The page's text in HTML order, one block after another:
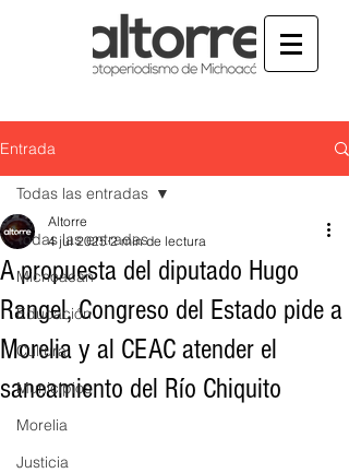
Entrada
Todas las entradas
Michoacán
Educación
Cultura
Municipios
Morelia
Justicia
Todas las entradas
A propuesta del diputado Hugo
Rangel, Congreso del Estado pide a
Morelia y al CEAC atender el
saneamiento del Río Chiquito
Altorre
4 jul 2025 2 min de lectura